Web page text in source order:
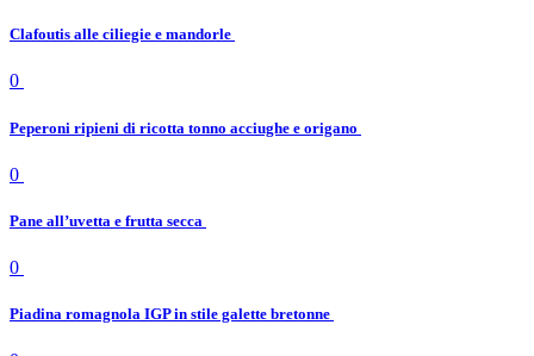
Clafoutis alle ciliegie e mandorle
0
Peperoni ripieni di ricotta tonno acciughe e origano
0
Pane all’uvetta e frutta secca
0
Piadina romagnola IGP in stile galette bretonne